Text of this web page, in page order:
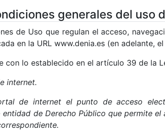
generales del uso
de Uso que regulan el acceso,
en la URL www.denia.es (en adelante, el
con lo establecido en el artículo 39 de la
internet.
de internet el punto de acceso
de Derecho Público que permite